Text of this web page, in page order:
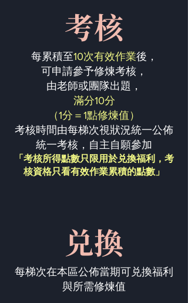
考核
每累積至10次有效作業後，
可申請參予修煉考核，
由老師或團隊出題，
滿分10分
（1分＝1點修煉值）
考核時間由每梯次視狀況統一公佈
統一考核，自主自願參加
「考核所得點數只限用於兑換福利， 考
核資格只看有效作業累積的點數」
兑換
每梯次在本區公佈當期可兑換福利
與所需修煉值